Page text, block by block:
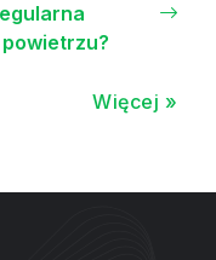
Więcej »